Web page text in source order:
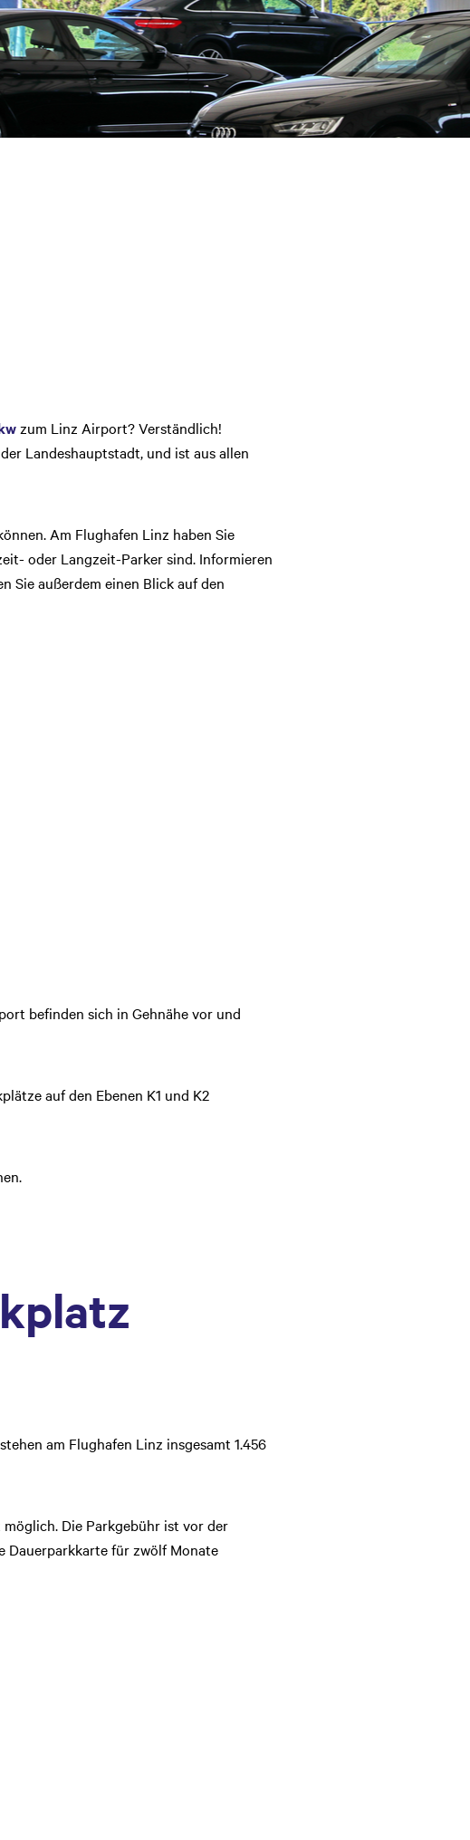
zum Linz Airport? Verständlich!
Landeshauptstadt, und ist aus allen
Am Flughafen Linz haben Sie
oder Langzeit-Parker sind. Informieren
Sie außerdem einen Blick auf den
befinden sich in Gehnähe vor und
auf den Ebenen K1 und K2
am Flughafen Linz insgesamt 1.456
Die Parkgebühr ist vor der
Dauerparkkarte für zwölf Monate